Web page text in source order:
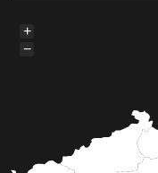
+
−